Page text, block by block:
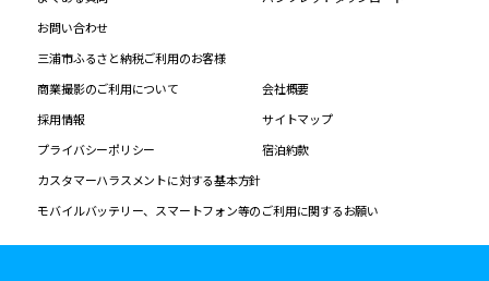
お問い合わせ
三浦市ふるさと納税ご利用のお客様
商業撮影のご利用について
会社概要
採用情報
サイトマップ
プライバシーポリシー
宿泊約款
カスタマーハラスメントに対する基本方針
モバイルバッテリー、スマートフォン等のご利用に関するお願い